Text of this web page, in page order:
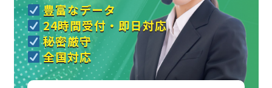
豊富なデータ
24時間受付・即日対応
秘密厳守
全国対応